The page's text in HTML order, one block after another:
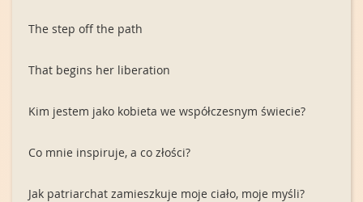
The step off the path
That begins her liberation
Kim jestem jako kobieta we współczesnym świecie?
Co mnie inspiruje, a co złości?
Jak patriarchat zamieszkuje moje ciało, moje myśli?